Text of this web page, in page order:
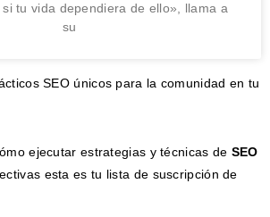
tu vida dependiera de ello», llama a
su
SEO únicos para la comunidad en tu
ejecutar estrategias y técnicas de SEO
esta es tu lista de suscripción de